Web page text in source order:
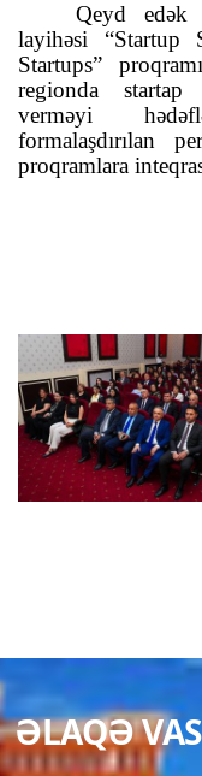
Qeyd edək
layihəsi
Startups”
regionda startap
verməyi
formalaşdırılan
proqramlara
ƏLAQƏ